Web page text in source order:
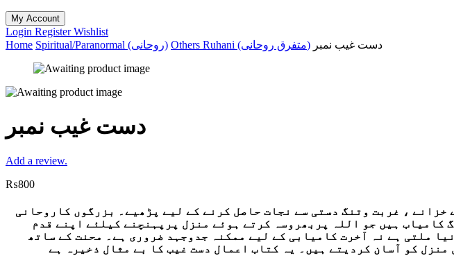
My Account
Login RegisterWishlist
Home
Spiritual/Paranormal (روحانی) Others Ruhani (متفرق روحانی) دست غیب نمبر
دست غیب نمبر
Add a review.
₨800
، غربت وتنگ دستی سے نجات حاصل کرنے کے لیے پڑھیے۔ بزرگوں کاروحانی
ہیں جو اللہ پربھروسہ کرتے ہوئے منزل پرپہنچنے کیلئے اپنے قدم
ملتی ہے نہ آخرت کامیابی کے لیے ممکنہ جدوجہد ضروری ہے۔ محنت کے ساتھ
کو آسان کردیتے ہیں۔ یہ کتاب اعمال دست غیب کا بے مثال ذخیرہ ہے